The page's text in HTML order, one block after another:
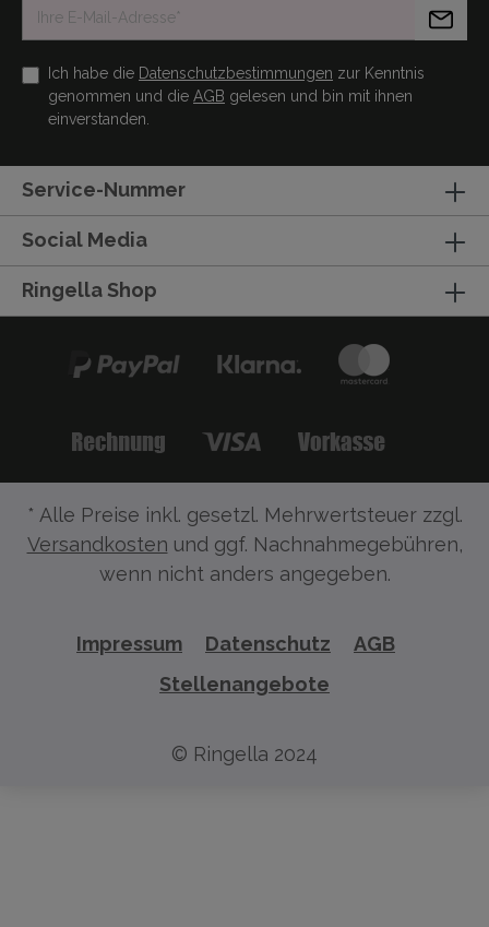
Ich habe die Datenschutzbestimmungen zur Kenntnis
genommen und die AGB gelesen und bin mit ihnen
einverstanden.
Service-Nummer
Social Media
Ringella Shop
* Alle Preise inkl. gesetzl. Mehrwertsteuer zzgl.
Versandkosten und ggf. Nachnahmegebühren,
wenn nicht anders angegeben.
Impressum Datenschutz
AGB
Stellenangebote
© Ringella 2024